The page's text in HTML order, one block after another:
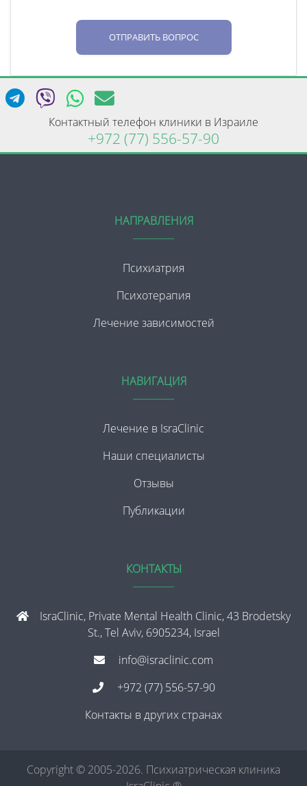
ОТПРАВИТЬ ВОПРОС
Контактный телефон клиники в Израиле
+972 (77) 556-57-90
НАПРАВЛЕНИЯ
Психиатрия
Психотерапия
Лечение зависимостей
НАВИГАЦИЯ
Лечение в IsraClinic
Наши специалисты
Отзывы
Публикации
КОНТАКТЫ
IsraClinic, Private Mental Health Clinic, 43 Brodetsky
St., Tel Aviv, 6905234, Israel
info@israclinic.com
+972 (77) 556-57-90
Контакты в других странах
Copyright © 2005-2026. Психиатрическая клиника